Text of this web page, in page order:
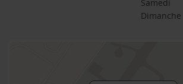
Samedi
Dimanche